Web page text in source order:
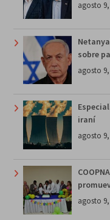
agosto 9,
sobre
agosto 9,
iraní
agosto 9,
agosto 9,